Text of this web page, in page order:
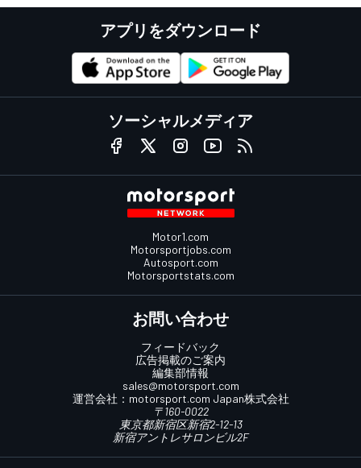
アプリをダウンロード
ソーシャルメディア
Motor1.com
Motorsportjobs.com
Autosport.com
Motorsportstats.com
お問い合わせ
フィードバック
広告掲載のご案内
編集部情報
sales@motorsport.com
運営会社： motorsport.com Japan株式会社
〒160-0022
東京都新宿区新宿2-12-13
新宿アントレサロンビル2F